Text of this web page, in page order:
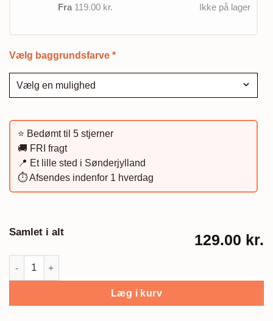
Fra 119.00 kr. Ikke på lager
Vælg baggrundsfarve *
⭐️ Bedømt til 5 stjerner
🚚 FRI fragt
📍 Et lille sted i Sønderjylland
⏱️ Afsendes indenfor 1 hverdag
Samlet i alt 129.00 kr.
Walter / My Hipster Family antal
Læg i kurv